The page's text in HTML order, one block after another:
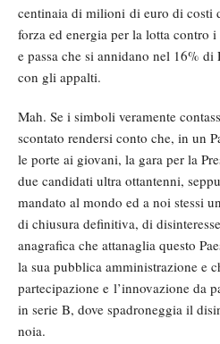
centinaia di milioni di euro di costi
forza ed energia per la lotta contro
e passa che si annidano nel 16% di
con gli appalti.
Mah. Se i simboli veramente
scontato rendersi conto che, in un
le porte ai giovani, la gara per la
due candidati ultra ottantenni,
mandato al mondo ed a noi stessi
di chiusura definitiva, di
anagrafica che attanaglia questo
la sua pubblica amministrazione e
partecipazione e l’innovazione da
in serie B, dove spadroneggia il
noia.